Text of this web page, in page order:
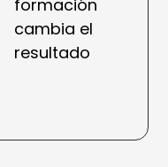
formación
cambia el
resultado